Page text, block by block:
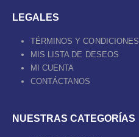
LEGALES
TÉRMINOS Y CONDICIONES
MIS LISTA DE DESEOS
MI CUENTA
CONTÁCTANOS
NUESTRAS CATEGORÍAS